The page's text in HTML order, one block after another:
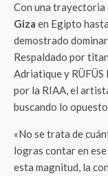
Con una trayectoria
Giza en Egipto
demostrado
Respaldado por
Adriatique y
por la RIAA, el
buscando lo
«No se trata de
logras contar en
esta magnitud, la